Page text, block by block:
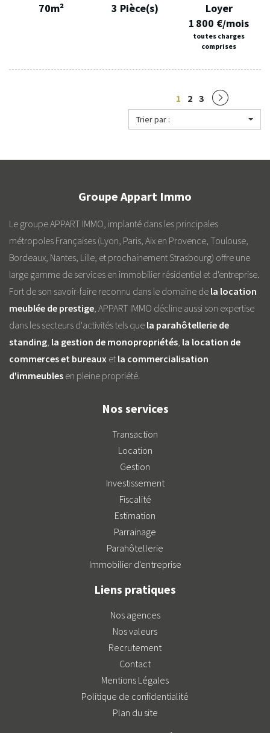
70m² 3 Pièce(s)
Loyer
1 800 €/mois
toutes charges
comprises
1 2 3
Trier par :
Groupe Appart Immo
Le groupe APPART IMMO, implanté dans les principales
métropoles Françaises (Lyon, Paris, Aix en Provence, Toulouse,
Bordeaux, Nantes, Lille, et prochainement Strasbourg) offre une
large gamme de services en immobilier résidentiel et d'entreprise.
Fort de son savoir-faire reconnu dans le domaine de la location
meublée de prestige , APPART IMMO décline aussi son expertise
dans les secteurs d'activités tels que la parahôtellerie de
standing la gestion de monopropriétés la location de
commerces et bureaux et la commercialisation
d'immeubles en pleine propriété.
Nos services
Transaction
Location
Gestion
Investissement
Fiscalité
Estimation
Parrainage
Parahôtellerie
Immobilier d'entreprise
Liens pratiques
Nos agences
Nos valeurs
Recrutement
Contact
Mentions Légales
Politique de confidentialité
Plan du site